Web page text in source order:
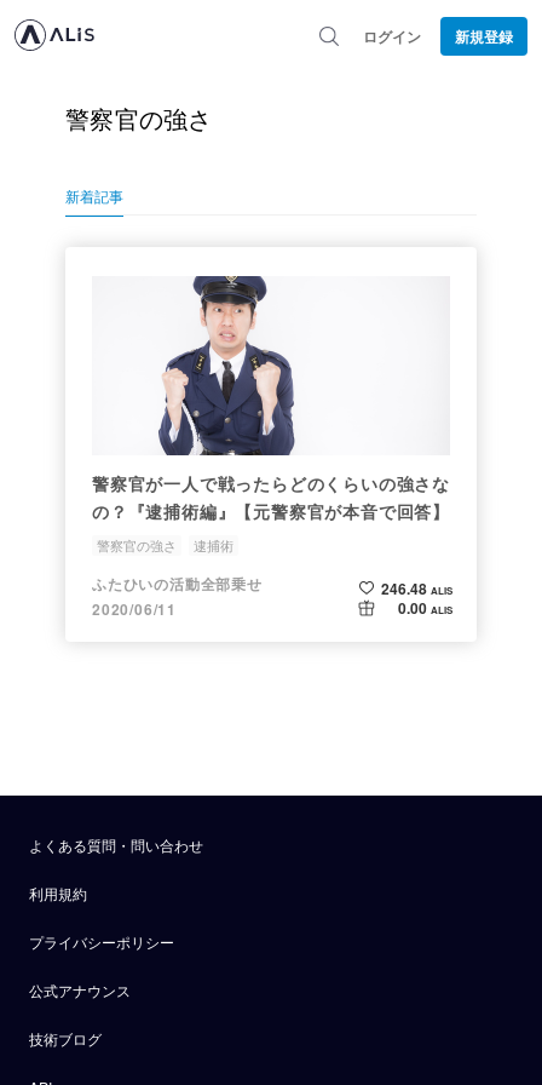
ログイン 新規登録
警察官の強さ
新着記事
警察官が一人で戦ったらどのくらいの強さな
の？『逮捕術編』【元警察官が本音で回答】
警察官の強さ 逮捕術
ふたひいの活動全部乗せ
2020/06/11
246.48 ALIS
0.00 ALIS
よくある質問・問い合わせ
利用規約
プライバシーポリシー
公式アナウンス
技術ブログ